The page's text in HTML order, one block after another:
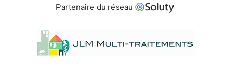
Partenaire du réseau